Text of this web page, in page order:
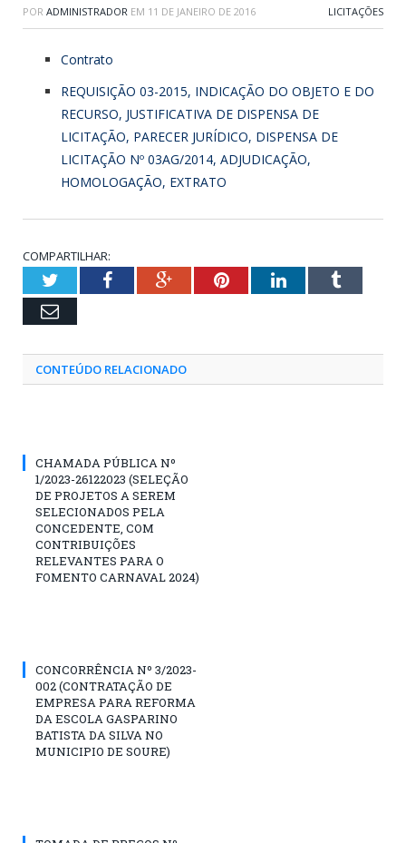
POR ADMINISTRADOR EM 11 DE JANEIRO DE 2016 LICITAÇÕES
Contrato
REQUISIÇÃO 03-2015, INDICAÇÃO DO OBJETO E DO
RECURSO, JUSTIFICATIVA DE DISPENSA DE
LICITAÇÃO, PARECER JURÍDICO, DISPENSA DE
LICITAÇÃO Nº 03AG/2014, ADJUDICAÇÃO,
HOMOLOGAÇÃO, EXTRATO
COMPARTILHAR:
TwitterFacebookGoogle+PinterestLinkedInTumblr
Email
CONTEÚDO RELACIONADO
CHAMADA PÚBLICA Nº
1/2023-26122023 (SELEÇÃO
DE PROJETOS A SEREM
SELECIONADOS PELA
CONCEDENTE, COM
CONTRIBUIÇÕES
RELEVANTES PARA O
FOMENTO CARNAVAL 2024)
CONCORRÊNCIA Nº 3/2023-
002 (CONTRATAÇÃO DE
EMPRESA PARA REFORMA
DA ESCOLA GASPARINO
BATISTA DA SILVA NO
MUNICIPIO DE SOURE)